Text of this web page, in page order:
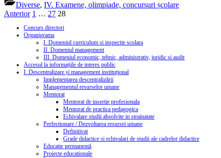
Diverse, IV. Examene, olimpiade, concursuri școlare
Paginație
articole
Anterior 1 … 27 28
Concurs directori
Organigrama
I. Domeniul curriculum si inspectie scolara
II. Domeniul management
III. Domeniul economic, tehnic, administrativ, juridic si audit
Accesul la informațiile de interes public
I. Descentralizare și management instituțional
Implementarea descentralizării
Managementul resurselor umane
Mentorat
Mentorat de insertie profesionala
Mentorat de practica pedagogica
Echivalare studii absolvite in strainatate
Perfectionare / Dezvoltarea resursei umane
Definitivat
Grade didactice si echivalari de studii ale cadrelor didactice
Educaţie permanentă
Proiecte educationale